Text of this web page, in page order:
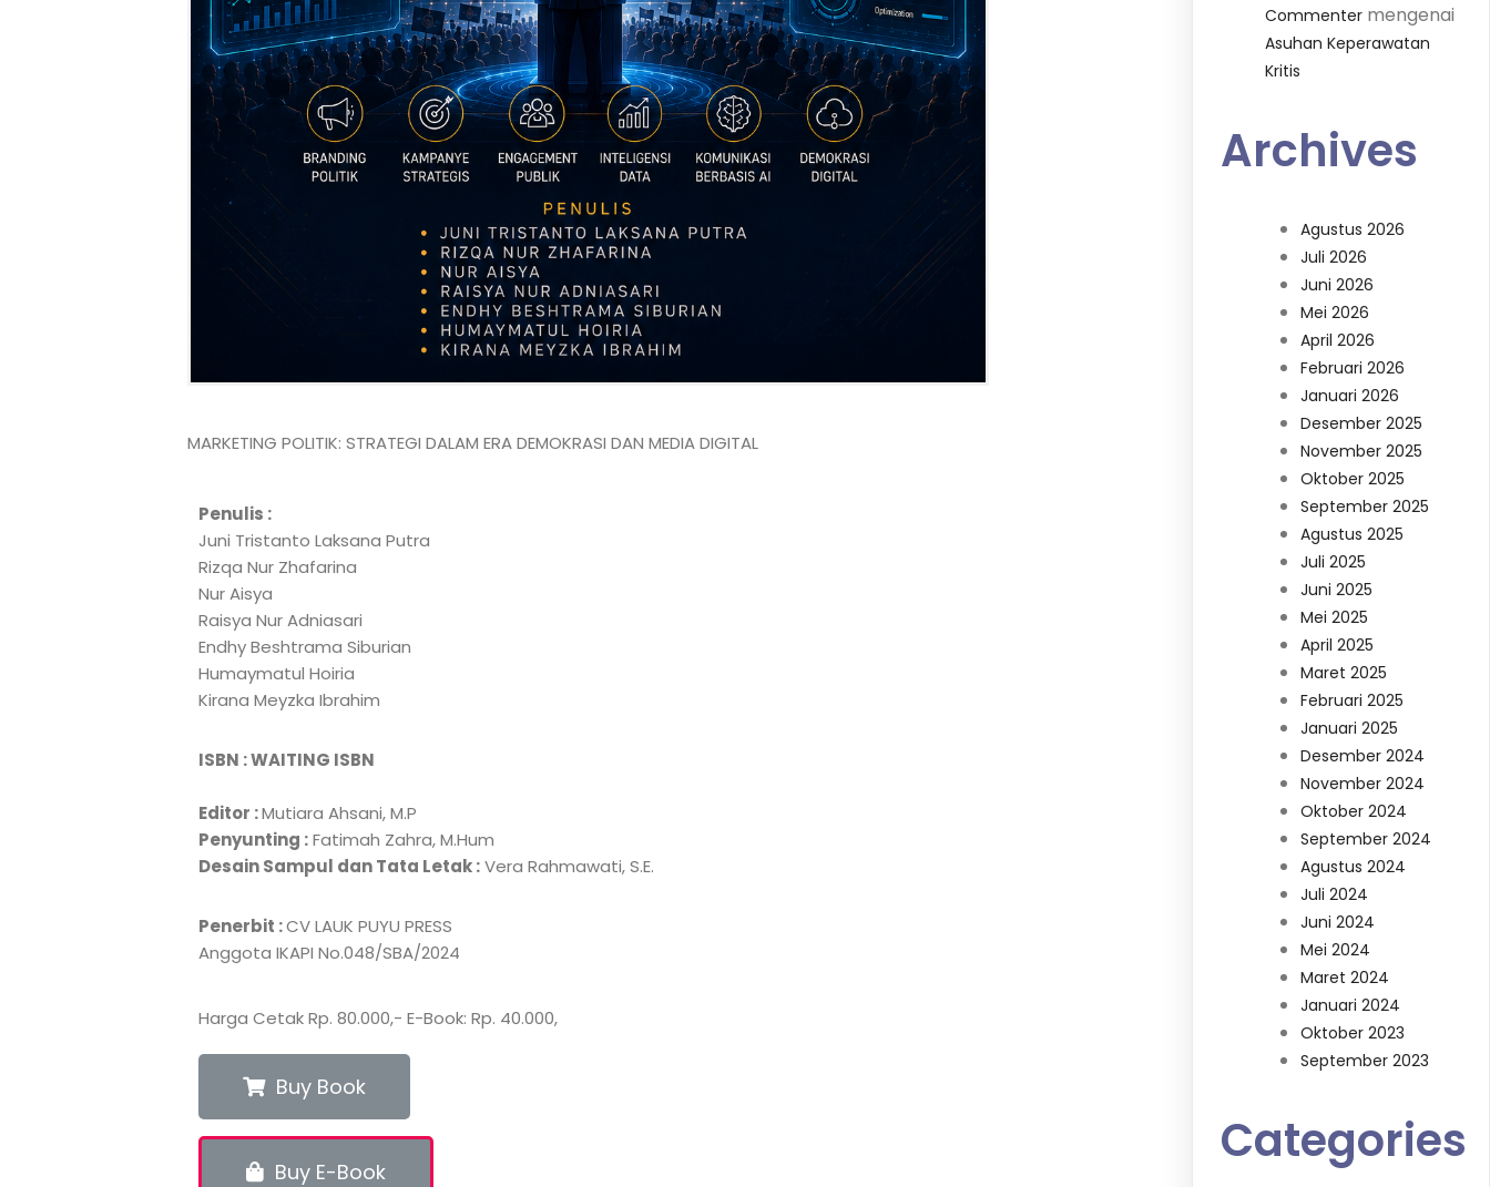
MARKETING POLITIK: STRATEGI DALAM ERA DEMOKRASI DAN MEDIA DIGITAL
Penulis :
Juni Tristanto Laksana Putra
Rizqa Nur Zhafarina
Nur Aisya
Raisya Nur Adniasari
Endhy Beshtrama Siburian
Humaymatul Hoiria
Kirana Meyzka Ibrahim
ISBN : WAITING ISBN
Editor :Mutiara Ahsani, M.P
Penyunting :Fatimah Zahra, M.Hum
Desain Sampul dan Tata Letak :Vera Rahmawati, S.E.
Penerbit :CV LAUK PUYU PRESS
Anggota IKAPI No.048/SBA/2024
Harga Cetak Rp. 80.000,- E-Book: Rp. 40.000,
Buy Book
Buy E-Book
Commenter mengenai
Asuhan Keperawatan
Kritis
Archives
Agustus 2026
Juli 2026
Juni 2026
Mei 2026
April 2026
Februari 2026
Januari 2026
Desember 2025
November 2025
Oktober 2025
September 2025
Agustus 2025
Juli 2025
Juni 2025
Mei 2025
April 2025
Maret 2025
Februari 2025
Januari 2025
Desember 2024
November 2024
Oktober 2024
September 2024
Agustus 2024
Juli 2024
Juni 2024
Mei 2024
Maret 2024
Januari 2024
Oktober 2023
September 2023
Categories